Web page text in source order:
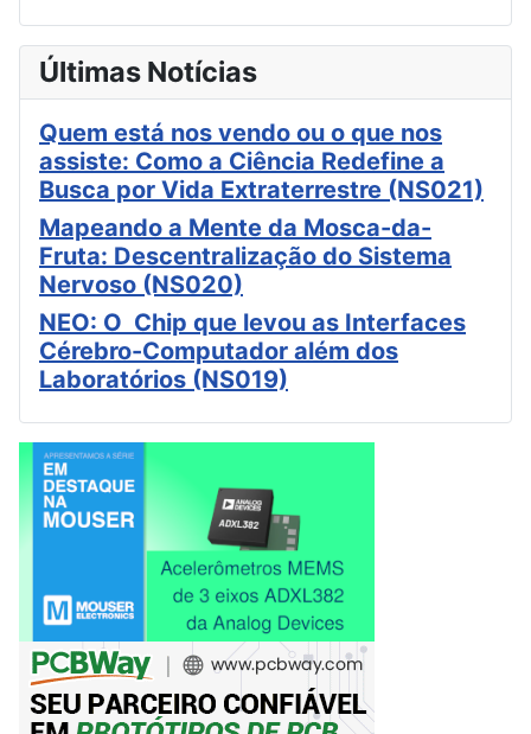
Últimas Notícias
Quem está nos vendo ou o que nos
assiste: Como a Ciência Redefine a
Busca por Vida Extraterrestre (NS021)
Mapeando a Mente da Mosca-da-
Fruta: Descentralização do Sistema
Nervoso (NS020)
NEO: O Chip que levou as Interfaces
Cérebro-Computador além dos
Laboratórios (NS019)